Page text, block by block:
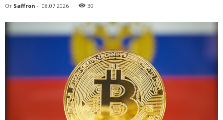
От Saffron - 08.07.2026 30